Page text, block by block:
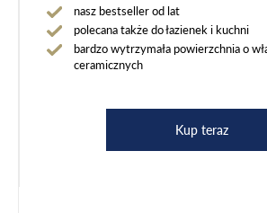
nasz bestseller od lat
polecana także do łazienek i kuchni
bardzo wytrzymała powierzchnia o
ceramicznych
Kup teraz